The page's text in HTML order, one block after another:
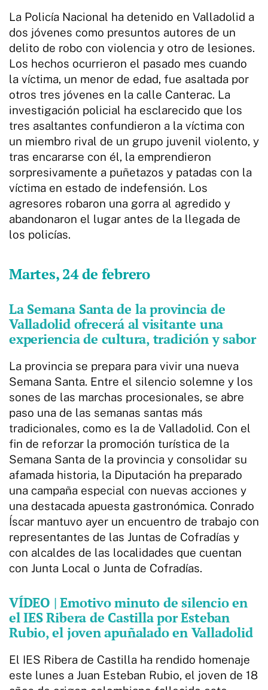
La Policía Nacional ha detenido en Valladolid a
dos jóvenes como presuntos autores de un
delito de robo con violencia y otro de lesiones.
Los hechos ocurrieron el pasado mes cuando
la víctima, un menor de edad, fue asaltada por
otros tres jóvenes en la calle Canterac. La
investigación policial ha esclarecido que los
tres asaltantes confundieron a la víctima con
un miembro rival de un grupo juvenil violento, y
tras encararse con él, la emprendieron
sorpresivamente a puñetazos y patadas con la
víctima en estado de indefensión. Los
agresores robaron una gorra al agredido y
abandonaron el lugar antes de la llegada de
los policías.
Martes, 24 de febrero
La Semana Santa de la provincia de
Valladolid ofrecerá al visitante una
experiencia de cultura, tradición y sabor
La provincia se prepara para vivir una nueva
Semana Santa. Entre el silencio solemne y los
sones de las marchas procesionales, se abre
paso una de las semanas santas más
tradicionales, como es la de Valladolid. Con el
fin de reforzar la promoción turística de la
Semana Santa de la provincia y consolidar su
afamada historia, la Diputación ha preparado
una campaña especial con nuevas acciones y
una destacada apuesta gastronómica. Conrado
Íscar mantuvo ayer un encuentro de trabajo con
representantes de las Juntas de Cofradías y
con alcaldes de las localidades que cuentan
con Junta Local o Junta de Cofradías.
VÍDEO | Emotivo minuto de silencio en
el IES Ribera de Castilla por Esteban
Rubio, el joven apuñalado en Valladolid
El IES Ribera de Castilla ha rendido homenaje
este lunes a Juan Esteban Rubio, el joven de 18